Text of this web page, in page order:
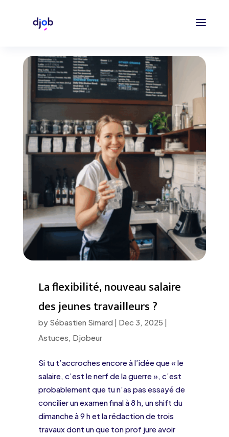
La flexibilité, nouveau salaire
des jeunes travailleurs ?
by Sébastien Simard | Dec 3, 2025 |
Astuces, Djobeur
Si tu t’accroches encore à l’idée que « le
salaire, c’est le nerf de la guerre », c’est
probablement que tu n’as pas essayé de
concilier un examen final à 8 h, un shift du
dimanche à 9 h et la rédaction de trois
travaux dont un que ton prof jure avoir